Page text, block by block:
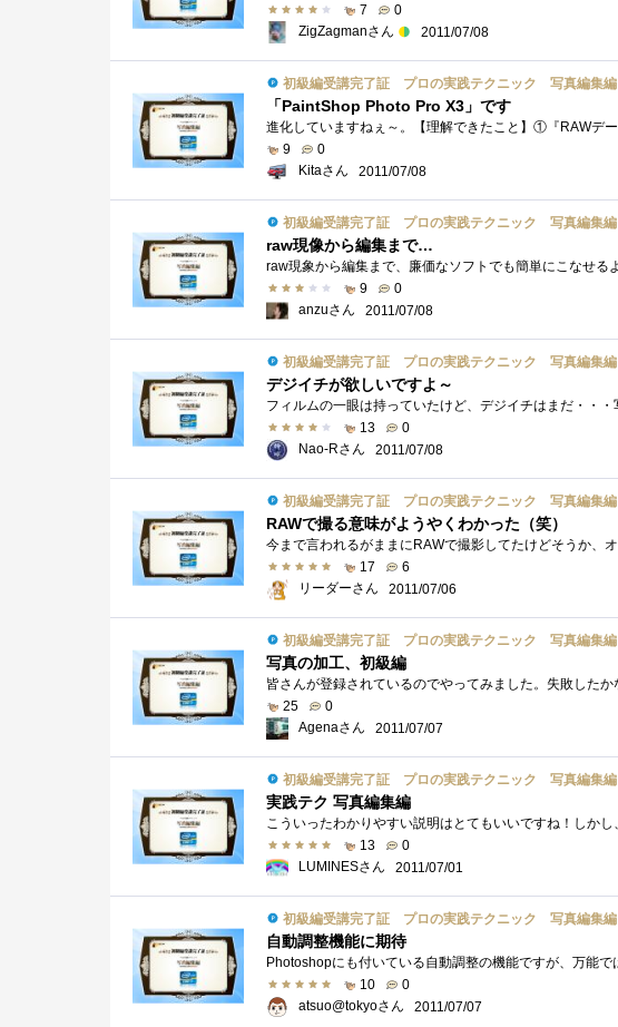
7
0
ZigZagmanさん
2011/07/08
初級編受講完了証 プロの実践テクニック 写真編集編
「PaintShop Photo Pro X3」です
9
0
Kitaさん
2011/07/08
初級編受講完了証 プロの実践テクニック 写真編集編
raw現像から編集まで…
9
0
anzuさん
2011/07/08
初級編受講完了証 プロの実践テクニック 写真編集編
デジイチが欲しいですよ～
13
0
Nao-Rさん
2011/07/08
初級編受講完了証 プロの実践テクニック 写真編集編
RAWで撮る意味がようやくわかった（笑）
17
6
リーダーさん
2011/07/06
初級編受講完了証 プロの実践テクニック 写真編集編
写真の加工、初級編
25
0
Agenaさん
2011/07/07
初級編受講完了証 プロの実践テクニック 写真編集編
実践テク 写真編集編
13
0
LUMINESさん
2011/07/01
初級編受講完了証 プロの実践テクニック 写真編集編
自動調整機能に期待
10
0
atsuo@tokyoさん
2011/07/07